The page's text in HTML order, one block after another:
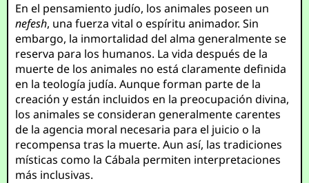
En el pensamiento judío, los animales poseen un
nefesh, una fuerza vital o espíritu animador. Sin
embargo, la inmortalidad del alma generalmente se
reserva para los humanos. La vida después de la
muerte de los animales no está claramente definida
en la teología judía. Aunque forman parte de la
creación y están incluidos en la preocupación divina,
los animales se consideran generalmente carentes
de la agencia moral necesaria para el juicio o la
recompensa tras la muerte. Aun así, las tradiciones
místicas como la Cábala permiten interpretaciones
más inclusivas.